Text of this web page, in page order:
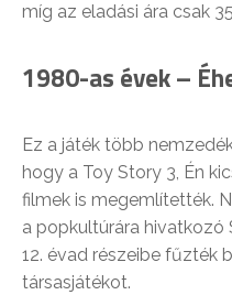
míg az eladási ára csak
1980-as évek –
Ez a játék több
hogy a Toy Story 3, Én
filmek is megemlítették.
a popkultúrára hivatkozó
12. évad részeibe fűzték
társasjátékot.